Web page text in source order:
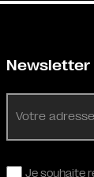
Newsletter
mail
RGPDJe souhaite